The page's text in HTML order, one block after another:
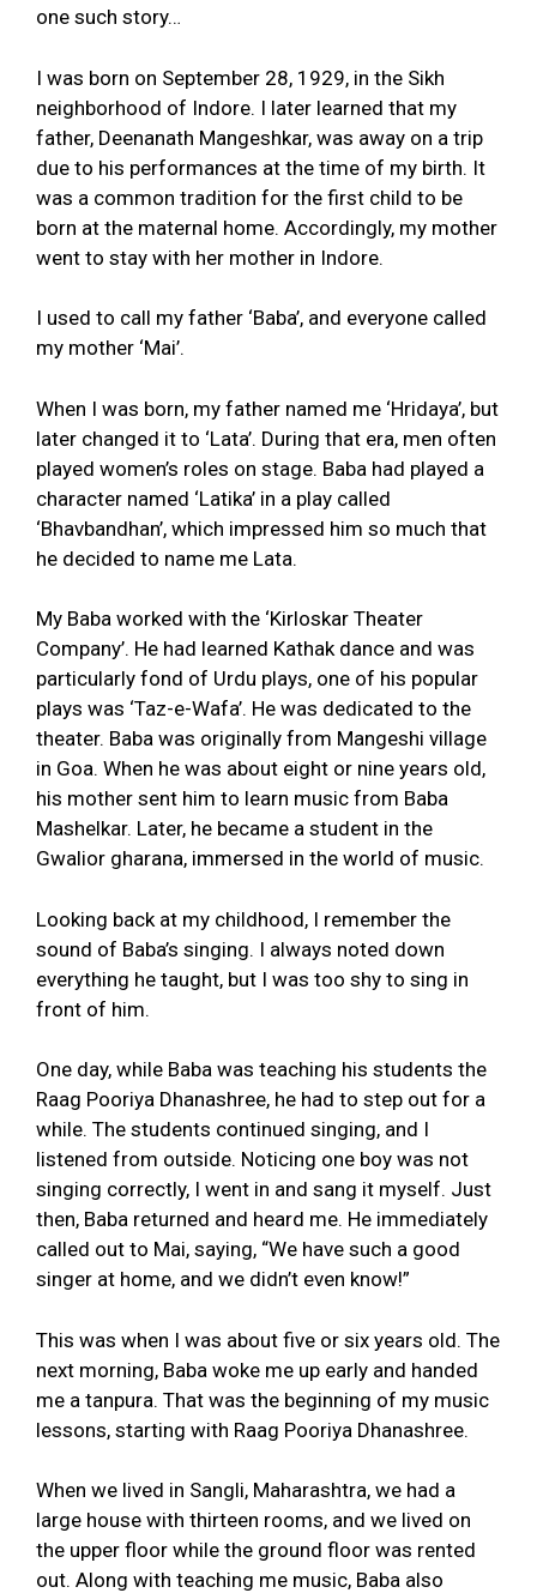
one such story…
I was born on September 28, 1929, in the Sikh
neighborhood of Indore. I later learned that my
father, Deenanath Mangeshkar, was away on a trip
due to his performances at the time of my birth. It
was a common tradition for the first child to be
born at the maternal home. Accordingly, my mother
went to stay with her mother in Indore.
I used to call my father ‘Baba’, and everyone called
my mother ‘Mai’.
When I was born, my father named me ‘Hridaya’, but
later changed it to ‘Lata’. During that era, men often
played women’s roles on stage. Baba had played a
character named ‘Latika’ in a play called
‘Bhavbandhan’, which impressed him so much that
he decided to name me Lata.
My Baba worked with the ‘Kirloskar Theater
Company’. He had learned Kathak dance and was
particularly fond of Urdu plays, one of his popular
plays was ‘Taz-e-Wafa’. He was dedicated to the
theater. Baba was originally from Mangeshi village
in Goa. When he was about eight or nine years old,
his mother sent him to learn music from Baba
Mashelkar. Later, he became a student in the
Gwalior gharana, immersed in the world of music.
Looking back at my childhood, I remember the
sound of Baba’s singing. I always noted down
everything he taught, but I was too shy to sing in
front of him.
One day, while Baba was teaching his students the
Raag Pooriya Dhanashree, he had to step out for a
while. The students continued singing, and I
listened from outside. Noticing one boy was not
singing correctly, I went in and sang it myself. Just
then, Baba returned and heard me. He immediately
called out to Mai, saying, “We have such a good
singer at home, and we didn’t even know!”
This was when I was about five or six years old. The
next morning, Baba woke me up early and handed
me a tanpura. That was the beginning of my music
lessons, starting with Raag Pooriya Dhanashree.
When we lived in Sangli, Maharashtra, we had a
large house with thirteen rooms, and we lived on
the upper floor while the ground floor was rented
out. Along with teaching me music, Baba also